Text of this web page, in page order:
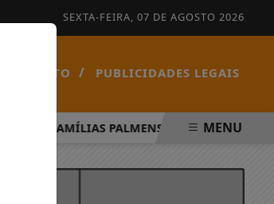
SEXTA-FEIRA, 07 DE AGOSTO 2026
CONTATO / PUBLICIDADES LEGAIS
FAMÍLIAS PALMENSES FORAM MENU